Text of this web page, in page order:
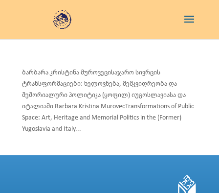
ბარბარა კრისტინა მუროვეცისაჯარო სივრცის
ტრანსფორმაციები: ხელოვნება, მემკვიდრეობა და
მემორიალური პოლიტიკა (ყოფილ) იუგოსლავიასა და
იტალიაში Barbara Kristina MurovecTransformations of Public
Space: Art, Heritage and Memorial Politics in the (Former)
Yugoslavia and Italy...